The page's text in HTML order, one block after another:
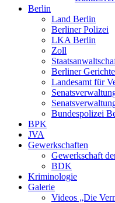
Berlin
Land Berlin
Berliner Polizei
LKA Berlin
Zoll
Berliner Gerichte
Landesamt für
Bundespolizei
BPK
JVA
Gewerkschaften
Gewerkschaft
BDK
Kriminologie
Galerie
Videos „Die